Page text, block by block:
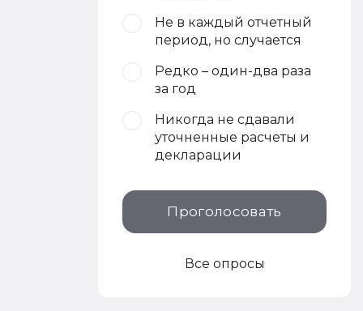
Не в каждый отчетный
период, но случается
Редко – один-два раза
за год
Никогда не сдавали
уточненные расчеты и
декларации
Проголосовать
Все опросы